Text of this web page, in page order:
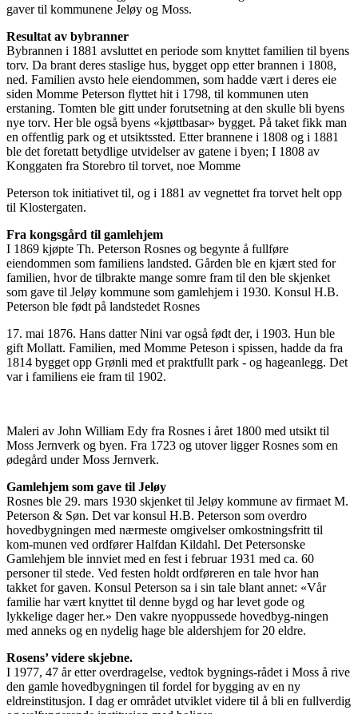
gaver til kommunene Jeløy og Moss.
Resultat av bybranner
Bybrannen i 1881 avsluttet en periode som knyttet familien til byens
torv. Da brant deres staslige hus, bygget opp etter brannen i 1808,
ned. Familien avsto hele eiendommen, som hadde vært i deres eie
siden Momme Peterson flyttet hit i 1798, til kommunen uten
erstaning. Tomten ble gitt under forutsetning at den skulle bli byens
nye torv. Her ble også byens «kjøttbasar» bygget. På taket fikk man
en offentlig park og et utsiktssted. Etter brannene i 1808 og i 1881
ble det foretatt betydlige utvidelser av gatene i byen; I 1808 av
Konggaten fra Storebro til torvet, noe Momme
Peterson tok initiativet til, og i 1881 av vegnettet fra torvet helt opp
til Klostergaten.
Fra kongsgård til gamlehjem
I 1869 kjøpte Th. Peterson Rosnes og begynte å fullføre
eiendommen som familiens landsted. Gården ble en kjært sted for
familien, hvor de tilbrakte mange somre fram til den ble skjenket
som gave til Jeløy kommune som gamlehjem i 1930. Konsul H.B.
Peterson ble født på landstedet Rosnes
17. mai 1876. Hans datter Nini var også født der, i 1903. Hun ble
gift Mollatt. Familien, med Momme Peteson i spissen, hadde da fra
1814 bygget opp Grønli med et praktfullt park - og hageanlegg. Det
var i familiens eie fram til 1902.
Maleri av John William Edy fra Rosnes i året 1800 med utsikt til
Moss Jernverk og byen. Fra 1723 og utover ligger Rosnes som en
ødegård under Moss Jernverk.
Gamlehjem som gave til Jeløy
Rosnes ble 29. mars 1930 skjenket til Jeløy kommune av firmaet M.
Peterson & Søn. Det var konsul H.B. Peterson som overdro
hovedbygningen med nærmeste omgivelser omkostningsfritt til
kom-munen ved ordfører Halfdan Kildahl. Det Petersonske
Gamlehjem ble innviet med en fest i februar 1931 med ca. 60
personer til stede. Ved festen holdt ordføreren en tale hvor han
takket for gaven. Konsul Peterson sa i sin tale blant annet: «Vår
familie har vært knyttet til denne bygd og har levet gode og
lykkelige dager her.» Den vakre nyoppussede hovedbyg-ningen
med anneks og en nydelig hage ble aldershjem for 20 eldre.
Rosens’ videre skjebne.
I 1977, 47 år etter overdragelse, vedtok bygnings-rådet i Moss å rive
den gamle hovedbygningen til fordel for bygging av en ny
eldreinstitusjon. I dag er området utviklet videre til å bli en fullverdig